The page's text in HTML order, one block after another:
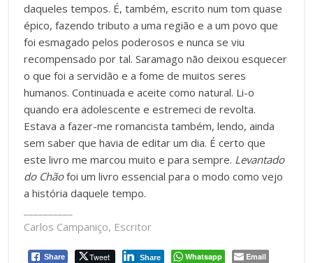
daqueles tempos. É, também, escrito num tom quase
épico, fazendo tributo a uma região e a um povo que
foi esmagado pelos poderosos e nunca se viu
recompensado por tal. Saramago não deixou esquecer
o que foi a servidão e a fome de muitos seres
humanos. Continuada e aceite como natural. Li-o
quando era adolescente e estremeci de revolta.
Estava a fazer-me romancista também, lendo, ainda
sem saber que havia de editar um dia. É certo que
este livro me marcou muito e para sempre. Levantado
do Chãofoi um livro essencial para o modo como vejo
a história daquele tempo.
Carlos Campaniço, Escritor
Share Tweet Share Whatsapp Email